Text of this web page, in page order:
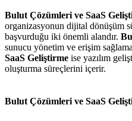
Bulut Çözümleri ve SaaS
organizasyonun dijital dönüşüm
başvurduğu iki önemli alandır.
sunucu yönetim ve erişim
SaaS Geliştirme ise yazılım
oluşturma süreçlerini içerir.
Bulut Çözümleri ve SaaS